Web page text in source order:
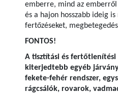
emberre, mind az
és a hajon hosszabb ideig
fertőzéseket,
FONTOS!
A tisztítási és
kiterjedtebb egyéb
fekete-fehér rendszer,
rágcsálók, rovarok,